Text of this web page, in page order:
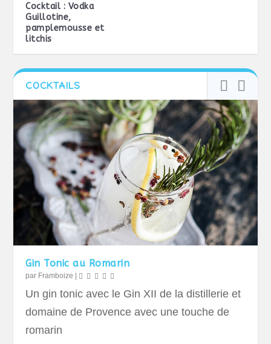
Cocktail : Vodka
Guillotine,
pamplemousse et
litchis
COCKTAILS
Gin Tonic au Romarin
par Framboize |
Un gin tonic avec le Gin XII de la distillerie et
domaine de Provence avec une touche de
romarin